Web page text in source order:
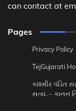
can contact at
Pages
Privacy Policy
TejGujarati
કાશ્મીર
સત્ય. – કાનન